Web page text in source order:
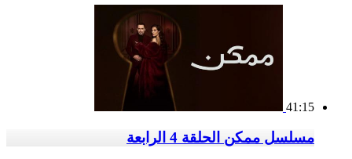
41:15
مسلسل ممكن الحلقة 4 الرابعة